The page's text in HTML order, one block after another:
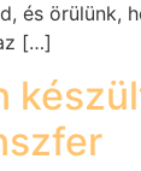
és örülünk,
[…]